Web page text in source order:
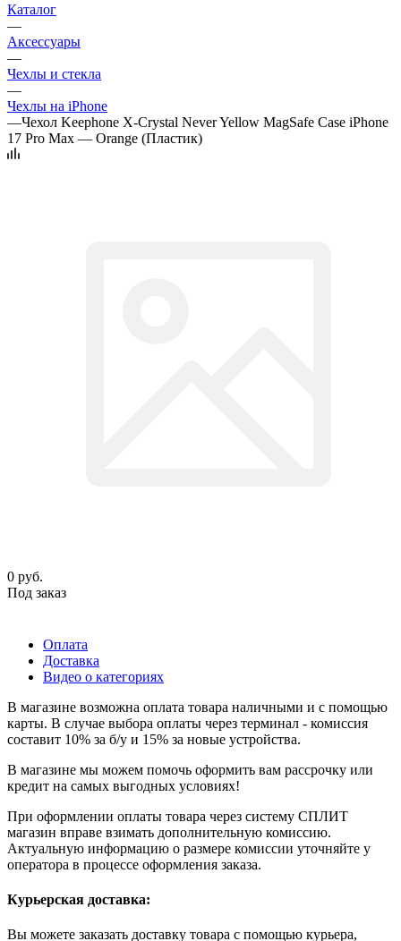
Каталог
—
Аксессуары
—
Чехлы и стекла
—
Чехлы на iPhone
—Чехол Keephone X-Crystal Never Yellow MagSafe Case iPhone
17 Pro Max — Orange (Пластик)
0 руб.
Под заказ
Оплата
Доставка
Видео о категориях
В магазине возможна оплата товара наличными и с помощью
карты. В случае выбора оплаты через терминал - комиссия
составит 10% за б/у и 15% за новые устройства.
В магазине мы можем помочь оформить вам рассрочку или
кредит на самых выгодных условиях!
При оформлении оплаты товара через систему СПЛИТ
магазин вправе взимать дополнительную комиссию.
Актуальную информацию о размере комиссии уточняйте у
оператора в процессе оформления заказа.
Курьерская доставка:
Вы можете заказать доставку товара с помощью курьера,